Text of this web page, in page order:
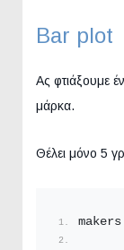
Bar plot
Ας φτιάξουμε
μάρκα.
Θέλει μόνο 5